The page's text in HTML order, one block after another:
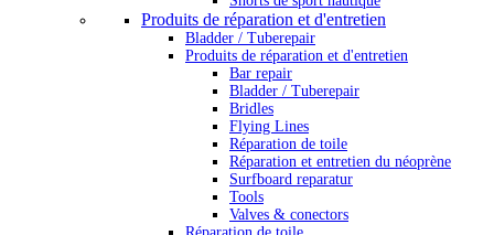
Produits de réparation et d'entretien
Bladder / Tuberepair
Produits de réparation et d'entretien
Bar repair
Bladder / Tuberepair
Bridles
Flying Lines
Réparation de toile
Réparation et entretien du néoprène
Surfboard reparatur
Tools
Valves & conectors